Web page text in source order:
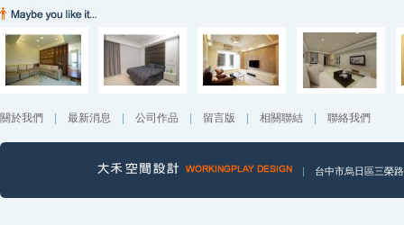
關於我們 最新消息 公司作品 留言版 相關聯結 聯絡我們
| 台中市烏日區三榮